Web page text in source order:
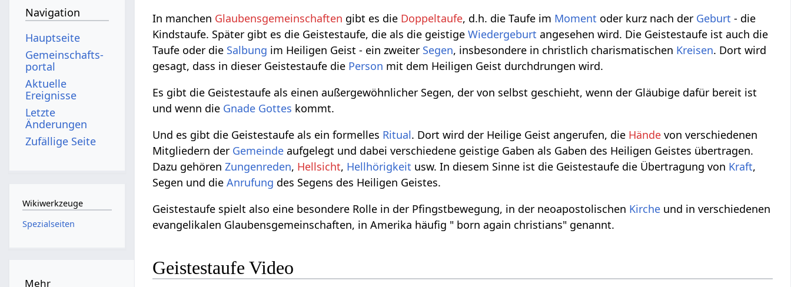
In manchen Glaubensgemeinschaften gibt es die Doppeltaufe, d.h. die Taufe im Moment oder kurz nach der Geburt - die
Kindstaufe. Später gibt es die Geistestaufe, die als die geistigeWiedergeburt angesehen wird. Die Geistestaufe ist auch die
Taufe oder die Salbung im Heiligen Geist - ein zweiter Segen, insbesondere in christlich charismatischen Kreisen. Dort wird
gesagt, dass in dieser Geistestaufe die Person mit dem Heiligen Geist durchdrungen wird.
Es gibt die Geistestaufe als einen außergewöhnlicher Segen, der von selbst geschieht, wenn der Gläubige dafür bereit ist
und wenn die Gnade Gottes kommt.
Und es gibt die Geistestaufe als ein formelles Ritual. Dort wird der Heilige Geist angerufen, die Hände von verschiedenen
Mitgliedern der Gemeinde aufgelegt und dabei verschiedene geistige Gaben als Gaben des Heiligen Geistes übertragen.
Dazu gehörenZungenreden, Hellsicht, Hellhörigkeit usw. In diesem Sinne ist die Geistestaufe die Übertragung von Kraft,
Segen und dieAnrufung des Segens des Heiligen Geistes.
Geistestaufe spielt also eine besondere Rolle in der Pfingstbewegung, in der neoapostolischen Kirche und in verschiedenen
evangelikalen Glaubensgemeinschaften, in Amerika häufig " born again christians" genannt.
Geistestaufe Video
Navigation
Hauptseite
Gemeinschafts­
portal
Aktuelle
Ereignisse
Letzte
Änderungen
Zufällige Seite
Wikiwerkzeuge
Spezialseiten
Mehr